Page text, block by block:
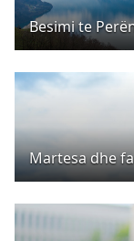
Besimi te
Martesa dhe